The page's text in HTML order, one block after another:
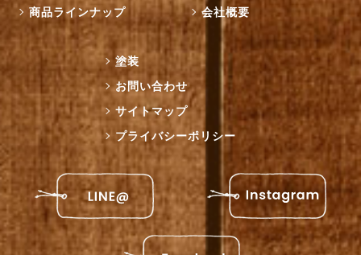
商品ラインナップ 会社概要
塗装
お問い合わせ
サイトマップ
プライバシーポリシー